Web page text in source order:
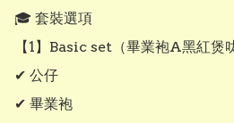
🎓 套裝選項
【1】Basic set（畢業袍A黑紅煲
✔ 公仔
✔ 畢業袍